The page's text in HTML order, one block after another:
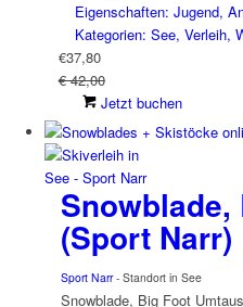
Eigenschaften: Jugend,
Kategorien: See, Verleih,
€37,80
€ 42,00
Jetzt buchen
Snowblade,
(Sport Narr)
Sport Narr- Standort in See
Snowblade, Big Foot